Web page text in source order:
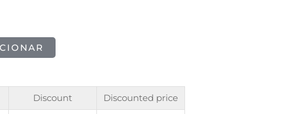
Discount Discounted price